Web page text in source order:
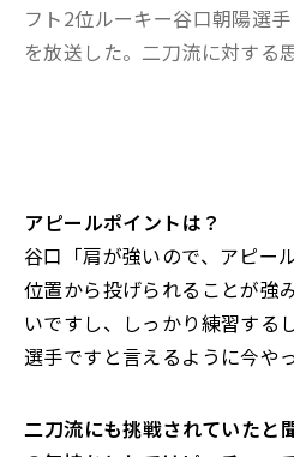
フト2位ルーキー谷口朝陽選
を放送した。二刀流に対する
――アピールポイントは？
谷口「肩が強いので、アピー
位置から投げられることが強
いですし、しっかり練習する
選手ですと言えるように今や
――二刀流にも挑戦されていた